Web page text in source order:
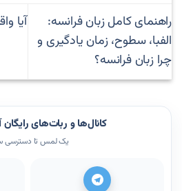
راهنمای کامل زبان فرانسه:
الفبا، سطوح، زمان یادگیری و
چرا زبان فرانسه؟
آیا
کانال‌ها و ربات‌های
یک لمس تا دسترسی